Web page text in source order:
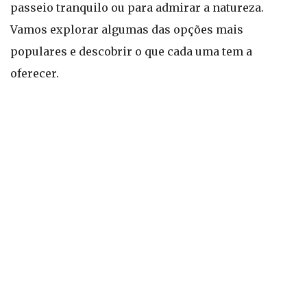
passeio tranquilo ou para admirar a natureza.
Vamos explorar algumas das opções mais
populares e descobrir o que cada uma tem a
oferecer.